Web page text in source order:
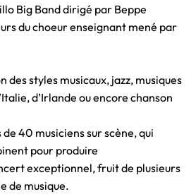
Big Band dirigé par Beppe
du choeur enseignant mené par
des styles musicaux, jazz, musiques
d’Irlande ou encore chanson
de 40 musiciens sur scène, qui
pour produire
exceptionnel, fruit de plusieurs
de musique.